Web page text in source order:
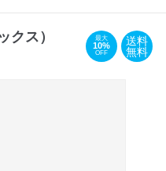
クス） 最大
10%
OFF
送料
無料